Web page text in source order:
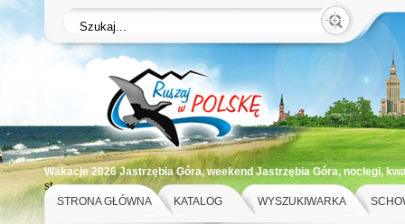
Wakacje 2026 Jastrzębia Góra, weekend Jastrzębia Góra, noclegi,
st
STRONA GŁÓWNA
KATALOG WYSZUKIWARKA